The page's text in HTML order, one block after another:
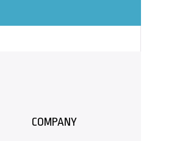
COMPANY